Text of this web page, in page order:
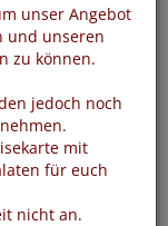
unser Angebot
und unseren
zu können.
jedoch noch
mit
für euch
nicht an.